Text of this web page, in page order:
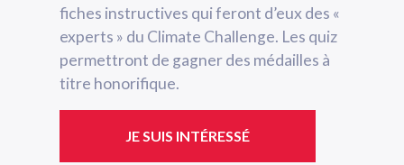
fiches instructives qui feront d’eux des «
experts » du Climate Challenge. Les quiz
permettront de gagner des médailles à
titre honorifique.
JE SUIS INTÉRESSÉ